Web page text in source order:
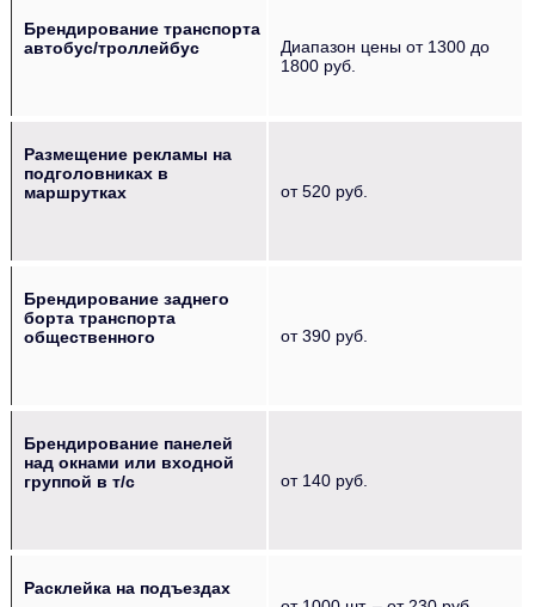
Брендирование транспорта
автобус/троллейбус
Диапазон цены от 1300 до
1800 руб.
Размещение рекламы на
подголовниках в
маршрутках
от 520 руб.
Брендирование заднего
борта транспорта
общественного
от 390 руб.
Брендирование панелей
над окнами или входной
группой в т/с
от 140 руб.
Расклейка на подъездах